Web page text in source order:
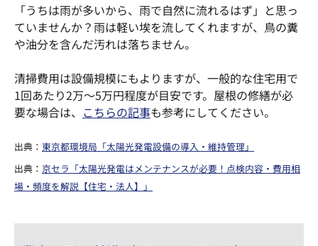
「うちは雨が多いから、雨で自然に流れるはず」と思っ
ていませんか？雨は軽い埃を流してくれますが、鳥の糞
や油分を含んだ汚れは落ちません。
清掃費用は設備規模にもよりますが、一般的な住宅用で
1回あたり2万～5万円程度が目安です。屋根の修繕が必
要な場合は、 こちらの記事も参考にしてください。
出典： 東京都環境局「太陽光発電設備の導入・維持管理」
出典： 京セラ「太陽光発電はメンテナンスが必要！点検内容・費用相
場・頻度を解説【住宅・法人】」